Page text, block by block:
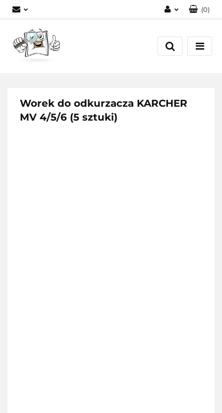
Zarejestruj się
(0)
Worek do odkurzacza KARCHER
MV 4/5/6 (5 sztuki)